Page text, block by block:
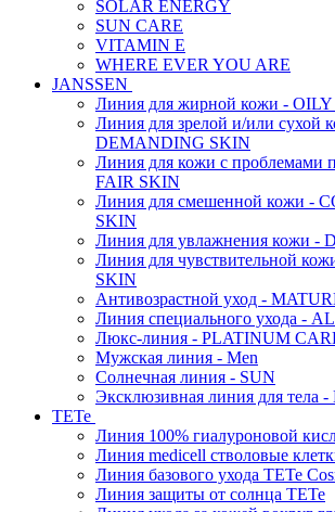
SOLAR ENERGY
SUN CARE
VITAMIN E
WHERE EVER YOU ARE
JANSSEN
Линия для жирной кожи -
Линия для зрелой и/или сухой
DEMANDING SKIN
Линия для кожи с проблемами
FAIR SKIN
Линия для смешенной кожи -
SKIN
Линия для увлажнения кожи -
Линия для чувствительной
SKIN
Антивозрастной уход -
Линия специального ухода -
Люкс-линия - PLATINUM
Мужская линия - Men
Солнечная линия - SUN
Эксклюзивная линия для тела
TETe
Линия 100% гиалуроновой
Линия medicell стволовые
Линия базового ухода TETe
Линия защиты от солнца TETe